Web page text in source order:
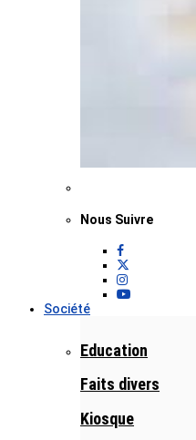
Nous Suivre
Société
Education
Faits divers
Kiosque